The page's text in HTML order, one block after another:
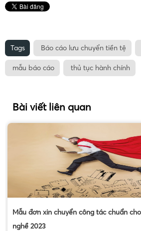
Tags Báo cáo lưu chuyển tiền tệ
mẫu báo cáo thủ tục hành chính
Bài viết liên quan
Mẫu đơn xin chuyển công tác chuẩn
nghề 2023